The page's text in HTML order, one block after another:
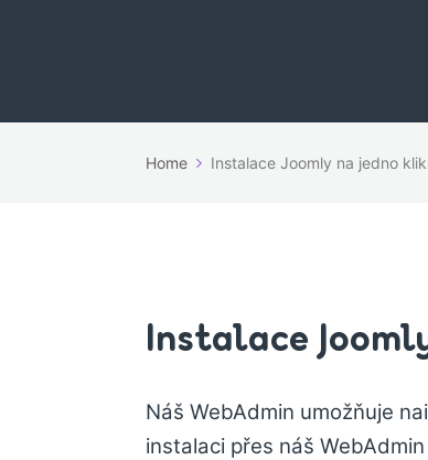
Home Instalace Joomly na jedno
Instalace
Náš WebAdmin umožňuje
instalaci přes náš